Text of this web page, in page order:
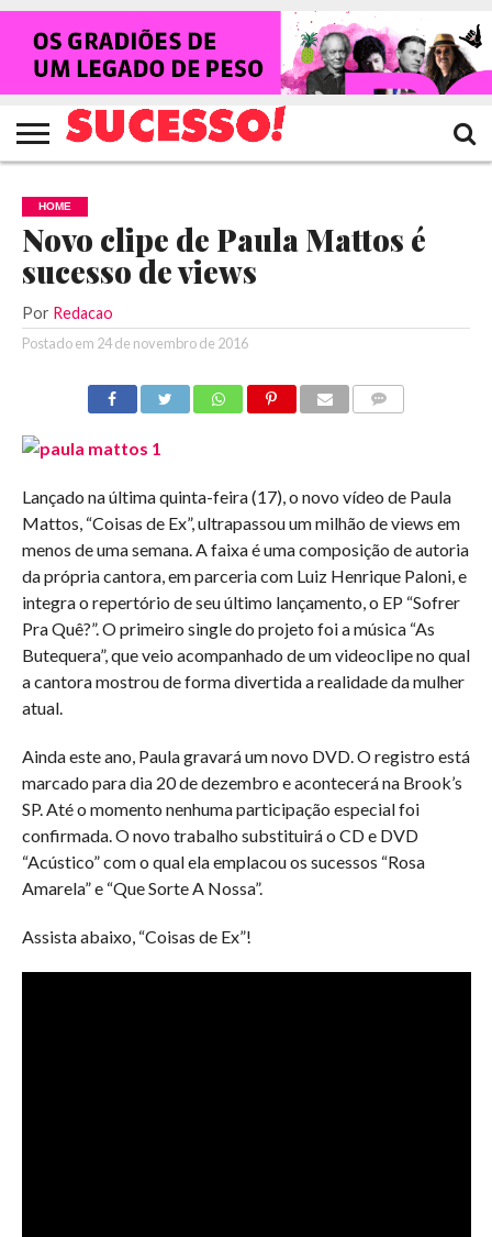
HOME
NOTÍCIAS
SHOWS
ENTREVISTAS
CLIQUES
RANKING
CROWLEY
TV
SUCESSO!
REVISTA
SUCESSO!
HOME
Novo clipe de Paula Mattos é
sucesso de views
Por Redacao
Postado em 24 de novembro de 2016
Lançado na última quinta-feira (17), o novo vídeo de Paula
Mattos, “Coisas de Ex”, ultrapassou um milhão de views em
menos de uma semana. A faixa é uma composição de autoria
da própria cantora, em parceria com Luiz Henrique Paloni, e
integra o repertório de seu último lançamento, o EP “Sofrer
Pra Quê?”. O primeiro single do projeto foi a música “As
Butequera”, que veio acompanhado de um videoclipe no qual
a cantora mostrou de forma divertida a realidade da mulher
atual.
Ainda este ano, Paula gravará um novo DVD. O registro está
marcado para dia 20 de dezembro e acontecerá na Brook’s
SP. Até o momento nenhuma participação especial foi
confirmada. O novo trabalho substituirá o CD e DVD
“Acústico” com o qual ela emplacou os sucessos “Rosa
Amarela” e “Que Sorte A Nossa”.
Assista abaixo, “Coisas de Ex”!